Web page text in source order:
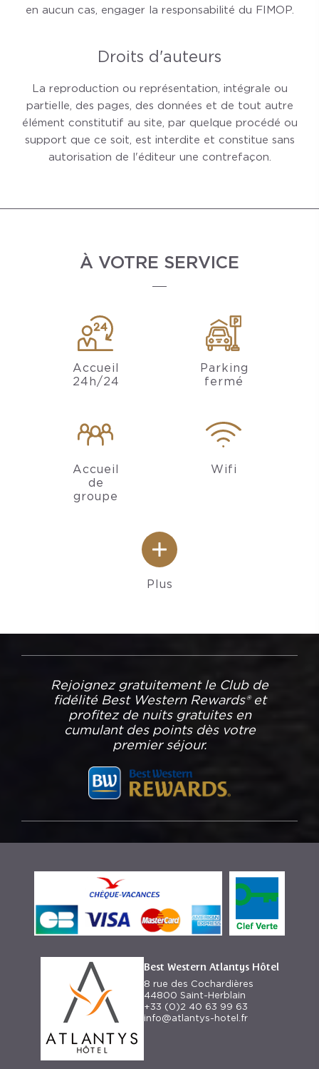
en aucun cas, engager la responsabilité du FIMOP.
Droits d'auteurs
La reproduction ou représentation, intégrale ou
partielle, des pages, des données et de tout autre
élément constitutif au site, par quelque procédé ou
support que ce soit, est interdite et constitue sans
autorisation de l'éditeur une contrefaçon.
À VOTRE SERVICE
Accueil
24h/24
Parking
fermé
Accueil
de
groupe
Wifi
Plus
Rejoignez gratuitement le Club de
fidélité Best Western Rewards® et
profitez de nuits gratuites en
cumulant des points dès votre
premier séjour.
Best Western Atlantys Hôtel
8 rue des Cochardières
44800 Saint-Herblain
+33 (0)2 40 63 99 63
info@atlantys-hotel.fr